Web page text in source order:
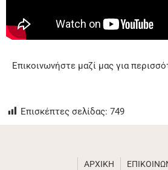
Επικοινωνήστε μαζί μας για
Επισκέπτες σελίδας: 749
ΑΡΧΙΚΗ